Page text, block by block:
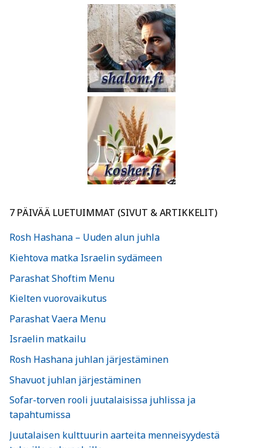
7 PÄIVÄÄ LUETUIMMAT (SIVUT & ARTIKKELIT)
Rosh Hashana – Uuden alun juhla
Kiehtova matka Israelin sydämeen
Parashat Shoftim Menu
Kielten vuorovaikutus
Parashat Vaera Menu
Israelin matkailu
Rosh Hashana juhlan järjestäminen
Shavuot juhlan järjestäminen
Sofar-torven rooli juutalaisissa juhlissa ja
tapahtumissa
Juutalaisen kulttuurin aarteita menneisyydestä